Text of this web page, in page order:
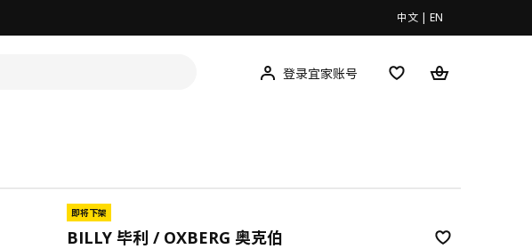
中文 | EN
登录宜家账号
即将下架
BILLY 毕利 / OXBERG 奥克伯